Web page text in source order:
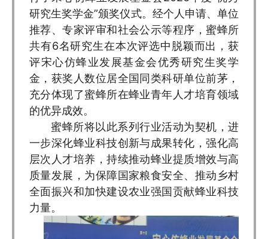
研究生奖学金”颁奖仪式。经个人申请、单位
推荐、专家评审和社会公示等程序，蜜蜂所
共有6名研究生在本次评选中脱颖而出，获
评宋心仿蜂业发展基金会优秀研究生奖学
金，获奖人数位居全国同类科研单位前茅，
充分体现了蜜蜂所在蜂业青年人才培育领域
的优异成效。
蜜蜂所将以此系列行业活动为契机，进
一步深化蜂业科技创新与成果转化，强化高
层次人才培养，持续推动蜂业提质增效与高
质量发展，为保障国家粮食安全、推动乡村
全面振兴和加快建设农业强国贡献蜂业科技
力量。